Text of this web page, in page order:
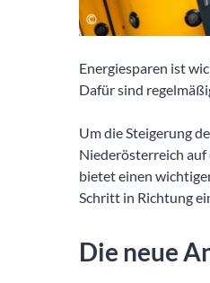
Energiesparen ist
Dafür sind
Um die Steigerung
Niederösterreich auf
bietet einen
Schritt in Richtung
Die neue